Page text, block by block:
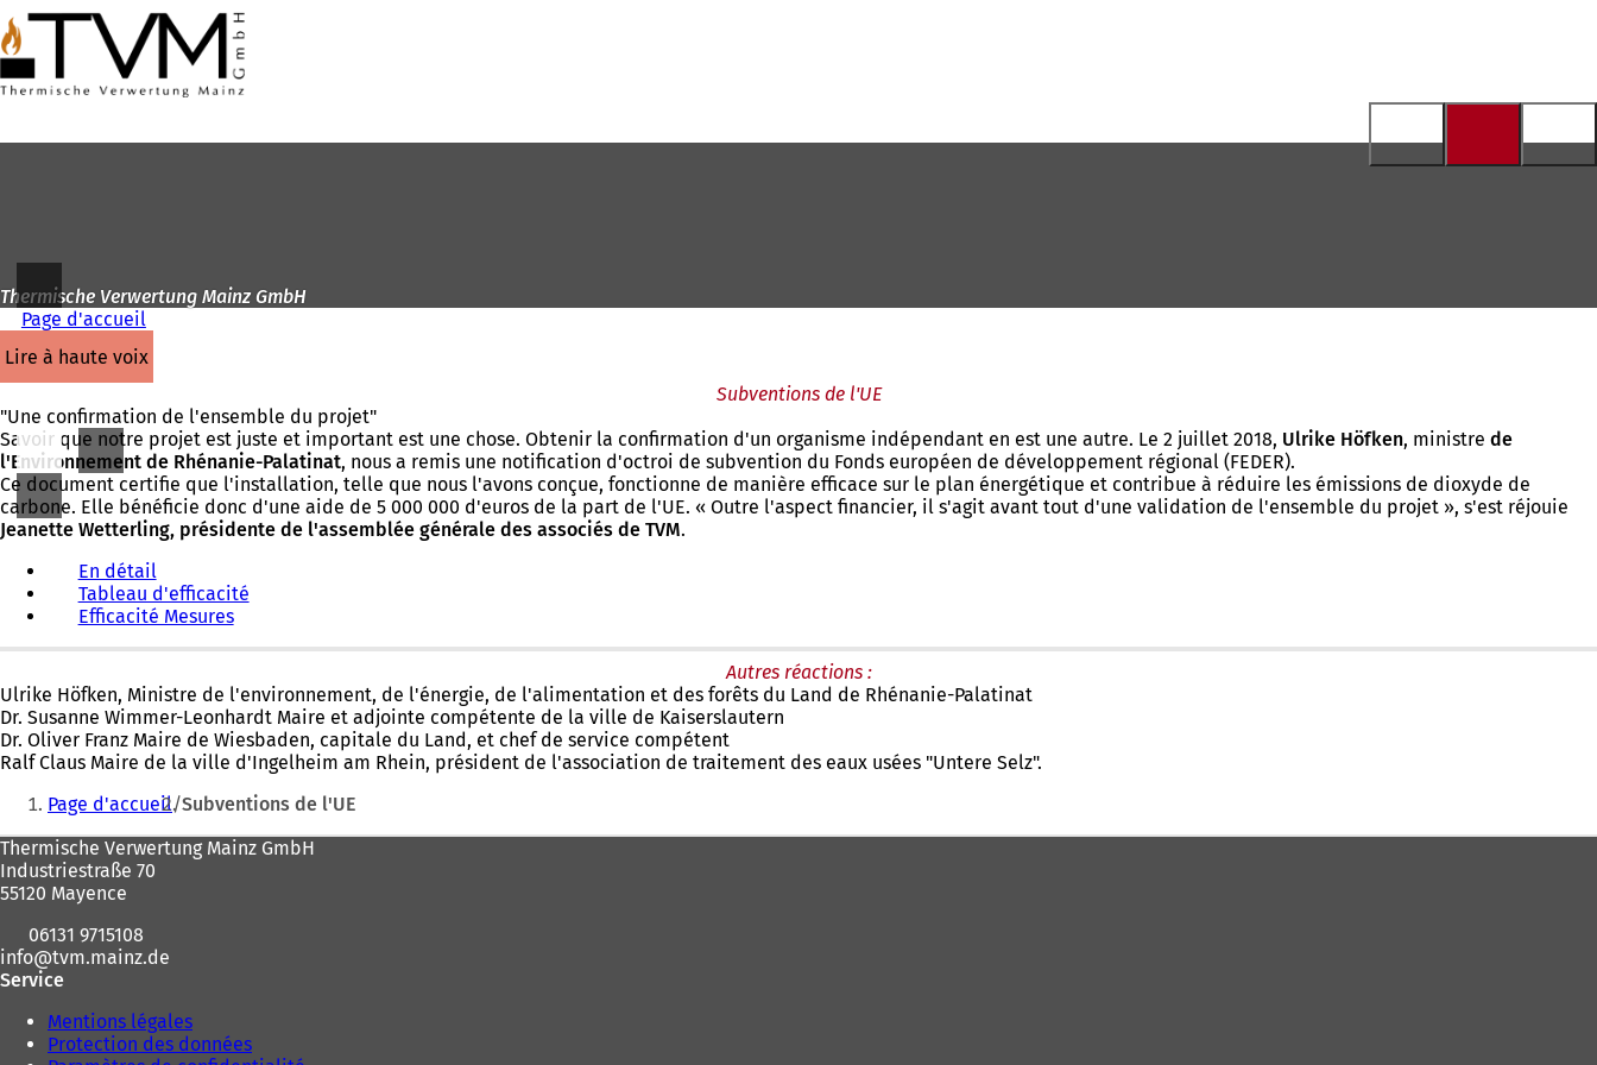
Accéder au contenu
Vers
la
page
d'accueil
Thermische Verwertung Mainz GmbH
Page d'accueil
lire à haute voix
Subventions de l'UE
"Une confirmation de l'ensemble du projet"
Savoir que notre projet est juste et important est une chose. Obtenir la confirmation d'un organisme indépendant en est une autre. Le 2 juillet 2018, Ulrike Höfken, ministre de
l'Environnement de Rhénanie-Palatinat, nous a remis une notification d'octroi de subvention du Fonds européen de développement régional (FEDER).
Ce document certifie que l'installation, telle que nous l'avons conçue, fonctionne de manière efficace sur le plan énergétique et contribue à réduire les émissions de dioxyde de
carbone. Elle bénéficie donc d'une aide de 5 000 000 d'euros de la part de l'UE. « Outre l'aspect financier, il s'agit avant tout d'une validation de l'ensemble du projet », s'est réjouie
Jeanette Wetterling, présidente de l'assemblée générale des associés de TVM.
En détail
Tableau d'efficacité
Efficacité Mesures
Autres réactions :
Ulrike Höfken, Ministre de l'environnement, de l'énergie, de l'alimentation et des forêts du Land de Rhénanie-Palatinat
Dr. Susanne Wimmer-Leonhardt Maire et adjointe compétente de la ville de Kaiserslautern
Dr. Oliver Franz Maire de Wiesbaden, capitale du Land, et chef de service compétent
Ralf Claus Maire de la ville d'Ingelheim am Rhein, président de l'association de traitement des eaux usées "Untere Selz".
Vous
êtes
ici
:
Page d'accueil Subventions de l'UE
Pied
de
Thermische Verwertung Mainz GmbH
Industriestraße 70
55120 Mayence
06131 9715108
info
tvm.mainz de
Service
Mentions légales
Protection des données